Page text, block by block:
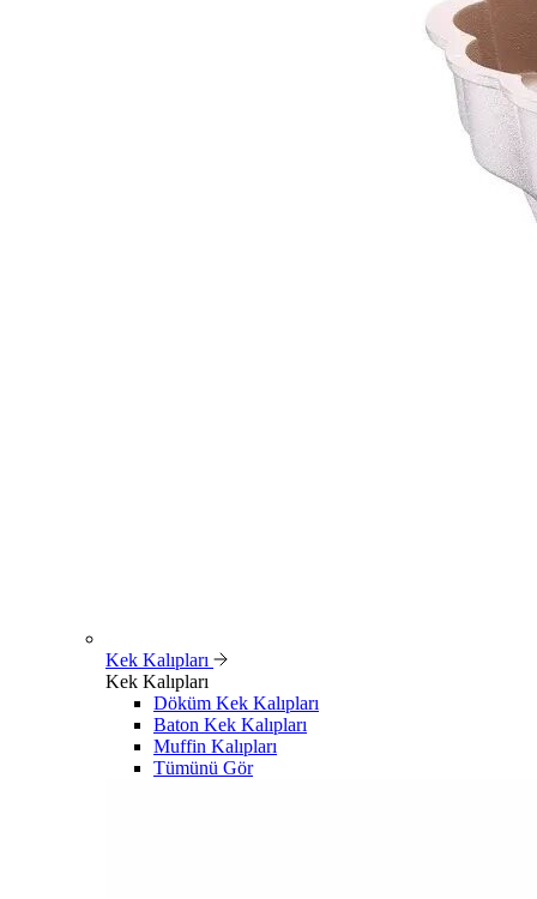
Kek Kalıpları
Kek Kalıpları
Döküm Kek Kalıpları
Baton Kek Kalıpları
Muffin Kalıpları
Tümünü Gör